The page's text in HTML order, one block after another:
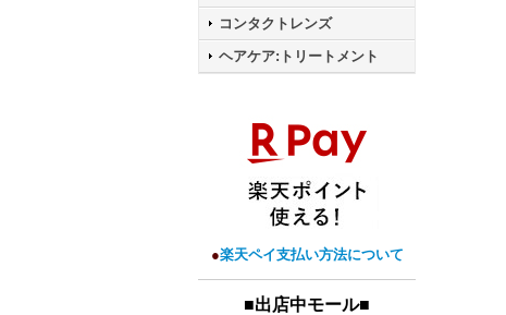
コンタクトレンズ
ヘアケア:トリートメント
●楽天ペイ支払い方法について
■出店中モール■